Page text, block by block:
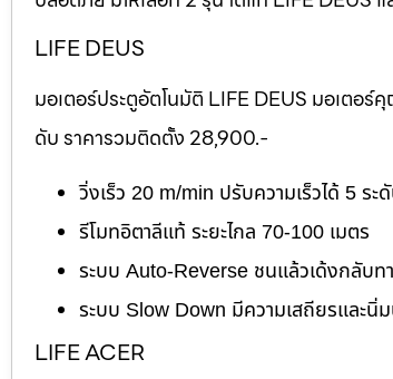
LIFE DEUS
มอเตอร์ประตูอัตโนมัติ LIFE DEUS มอเตอร์
ดับ ราคารวมติดตั้ง 28,900.-
วิ่งเร็ว 20 m/min ปรับความเร็วได้ 5 ระ
รีโมทอิตาลีแท้ ระยะไกล 70-100 เมตร
ระบบ Auto-Reverse ชนแล้วเด้งกลับท
ระบบ Slow Down มีความเสถียรและนิ่
LIFE ACER